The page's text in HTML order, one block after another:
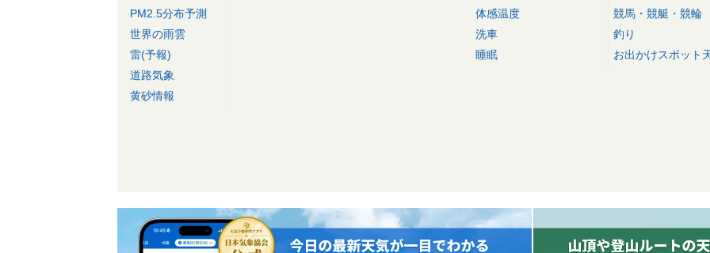
PM2.5分布予測
世界の雨雲
雷(予報)
道路気象
黄砂情報
体感温度
洗車
睡眠
競馬・競艇・競輪
釣り
お出かけスポット